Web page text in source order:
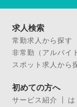
求人検索
常勤求人から探す
非常勤（アルバイ
スポット求人から
初めての方へ
サービス紹介